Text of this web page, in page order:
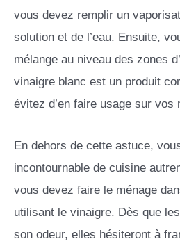
vous devez remplir un
solution et de l’eau. Ensuite,
mélange au niveau des zones
vinaigre blanc est un produit
évitez d’en faire usage sur vos
En dehors de cette astuce,
incontournable de cuisine
vous devez faire le ménage
utilisant le vinaigre. Dès que
son odeur, elles hésiteront à